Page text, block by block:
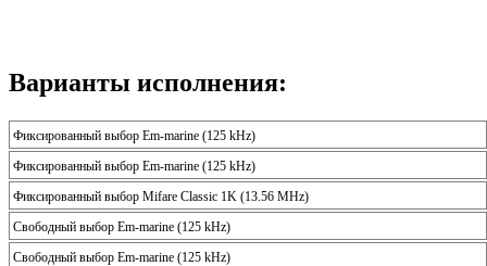
Варианты исполнения:
Фиксированный выбор Em-marine (125 kHz)
Фиксированный выбор Em-marine (125 kHz)
Фиксированный выбор Mifare Classic 1K (13.56 MHz)
Свободный выбор Em-marine (125 kHz)
Свободный выбор Em-marine (125 kHz)